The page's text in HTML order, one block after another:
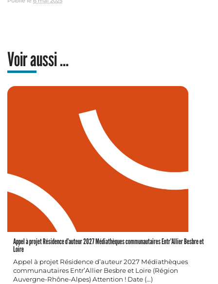
Voir aussi ...
Appel à projet Résidence d’auteur 2027 Médiathèques communautaires Entr’Allier Besbre et
Loire
Appel à projet Résidence d’auteur 2027 Médiathèques
communautaires Entr’Allier Besbre et Loire (Région
Auvergne-Rhône-Alpes) Attention ! Date (…)